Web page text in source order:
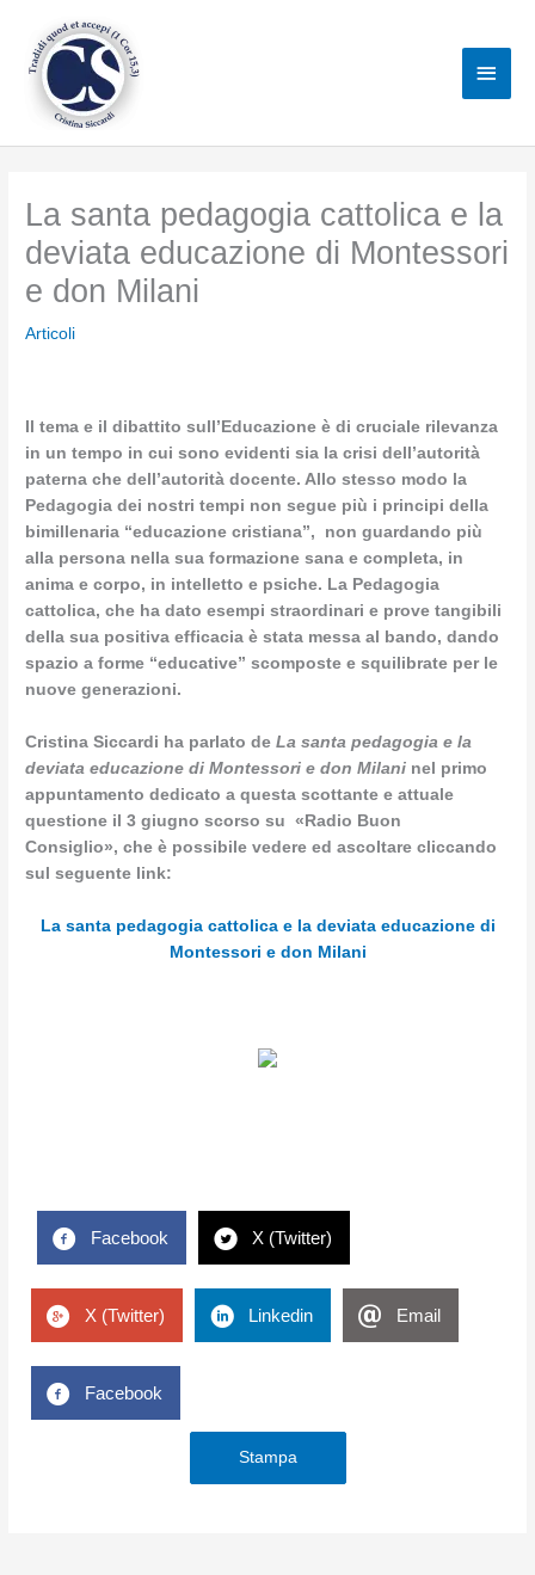
contenuto
La santa pedagogia cattolica e la
deviata educazione di Montessori
e don Milani
Articoli
Il tema e il dibattito sull’Educazione è di cruciale rilevanza
in un tempo in cui sono evidenti sia la crisi dell’autorità
paterna che dell’autorità docente. Allo stesso modo la
Pedagogia dei nostri tempi non segue più i principi della
bimillenaria “educazione cristiana”, non guardando più
alla persona nella sua formazione sana e completa, in
anima e corpo, in intelletto e psiche. La Pedagogia
cattolica, che ha dato esempi straordinari e prove tangibili
della sua positiva efficacia è stata messa al bando, dando
spazio a forme “educative” scomposte e squilibrate per le
nuove generazioni.
Cristina Siccardi ha parlato deLa santa pedagogia e la
deviata educazione di Montessori e don Milani nel primo
appuntamento dedicato a questa scottante e attuale
questione il 3 giugnoscorso su «Radio Buon
Consiglio», che è possibile vedere ed ascoltare cliccando
sul seguente link:
La santa pedagogia cattolica e la deviata educazione di
Montessori e don Milani
Facebook X (Twitter)
X (Twitter) Linkedin Email
Facebook
Stampa